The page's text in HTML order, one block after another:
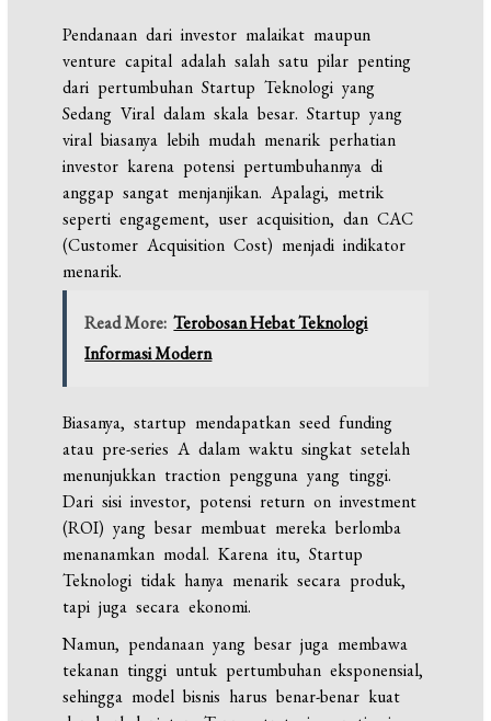
Pendanaan dari investor malaikat maupun
venture capital adalah salah satu pilar penting
dari pertumbuhan Startup Teknologi yang
Sedang Viral dalam skala besar. Startup yang
viral biasanya lebih mudah menarik perhatian
investor karena potensi pertumbuhannya di
anggap sangat menjanjikan. Apalagi, metrik
seperti engagement, user acquisition, dan CAC
(Customer Acquisition Cost) menjadi indikator
menarik.
Read More: Terobosan Hebat Teknologi
Informasi Modern
Biasanya, startup mendapatkan seed funding
atau pre-series A dalam waktu singkat setelah
menunjukkan traction pengguna yang tinggi.
Dari sisi investor, potensi return on investment
(ROI) yang besar membuat mereka berlomba
menanamkan modal. Karena itu, Startup
Teknologi tidak hanya menarik secara produk,
tapi juga secara ekonomi.
Namun, pendanaan yang besar juga membawa
tekanan tinggi untuk pertumbuhan eksponensial,
sehingga model bisnis harus benar-benar kuat